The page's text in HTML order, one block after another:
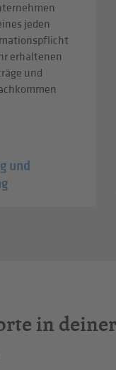
jeden
erhaltenen
und
und
in